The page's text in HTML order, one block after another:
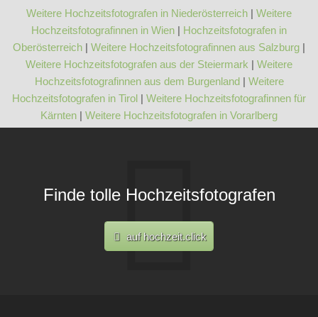
Weitere Hochzeitsfotografen in Niederösterreich | Weitere
Hochzeitsfotografinnen in Wien | Hochzeitsfotografen in
Oberösterreich | Weitere Hochzeitsfotografinnen aus Salzburg |
Weitere Hochzeitsfotografen aus der Steiermark | Weitere
Hochzeitsfotografinnen aus dem Burgenland| Weitere
Hochzeitsfotografen in Tirol | Weitere Hochzeitsfotografinnen für
Kärnten | Weitere Hochzeitsfotografen in Vorarlberg
Finde tolle Hochzeitsfotografen
auf hochzeit.click